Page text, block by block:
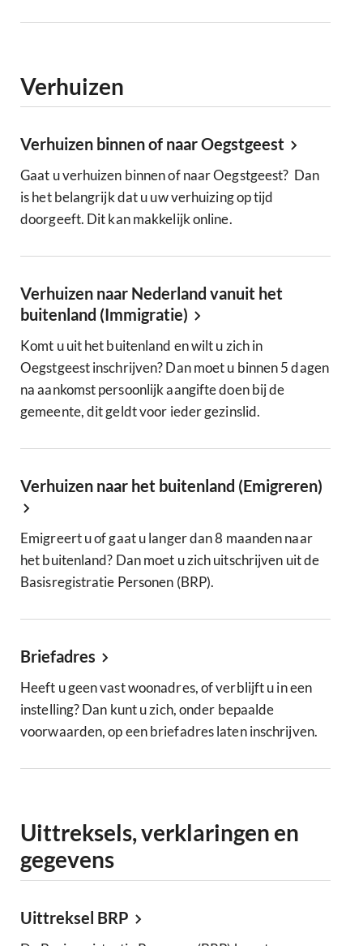
Verhuizen
Verhuizen binnen of naar Oegstgeest
Gaat u verhuizen binnen of naar Oegstgeest? Dan
is het belangrijk dat u uw verhuizing op tijd
doorgeeft. Dit kan makkelijk online.
Verhuizen naar Nederland vanuit het
buitenland (Immigratie)
Komt u uit het buitenland en wilt u zich in
Oegstgeest inschrijven? Dan moet u binnen 5 dagen
na aankomst persoonlijk aangifte doen bij de
gemeente, dit geldt voor ieder gezinslid.
Verhuizen naar het buitenland (Emigreren)
Emigreert u of gaat u langer dan 8 maanden naar
het buitenland? Dan moet u zich uitschrijven uit de
Basisregistratie Personen (BRP).
Briefadres
Heeft u geen vast woonadres, of verblijft u in een
instelling? Dan kunt u zich, onder bepaalde
voorwaarden, op een briefadres laten inschrijven.
Uittreksels, verklaringen en
gegevens
Uittreksel BRP